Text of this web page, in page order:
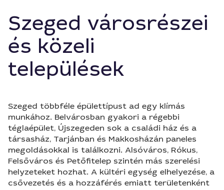
Szeged városrészei
és közeli
települések
Szeged többféle épülettípust ad egy klímás
munkához. Belvárosban gyakori a régebbi
téglaépület, Újszegeden sok a családi ház és a
társasház, Tarjánban és Makkosházán paneles
megoldásokkal is találkozni. Alsóváros, Rókus,
Felsőváros és Petőfitelep szintén más szerelési
helyzeteket hozhat. A kültéri egység elhelyezése, a
csővezetés és a hozzáférés emiatt területenként